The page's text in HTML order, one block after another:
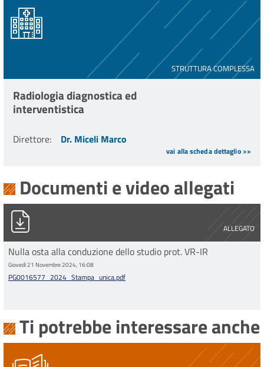
STRUTTURA COMPLESSA
Radiologia diagnostica ed
interventistica
Direttore: Dr. Miceli Marco
vai alla scheda dettaglio >>
Documenti e video allegati
ALLEGATO
PG0016577_2024_Stampa_unica.pdf
Nulla osta alla conduzione dello studio prot. VR-IR
Giovedì 21 Novembre 2024, 16:08
PG0016577_2024_Stampa_unica.pdf
Ti potrebbe interessare anche